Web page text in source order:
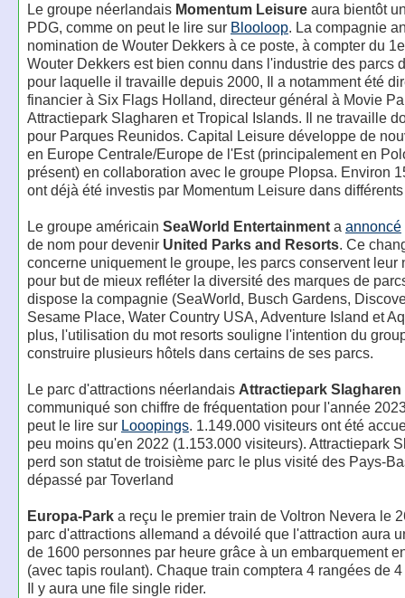
Le groupe néerlandais Momentum Leisureaura bientôt
PDG, comme on peut le lire sur Blooloop. La compagnie
nomination de Wouter Dekkers à ce poste, à compter du
Wouter Dekkers est bien connu dans l'industrie des parcs
pour laquelle il travaille depuis 2000, Il a notamment été
financier à Six Flags Holland, directeur général à Movie
Attractiepark Slagharen et Tropical Islands. Il ne travaille
pour Parques Reunidos. Capital Leisure développe de
en Europe Centrale/Europe de l'Est (principalement en
présent) en collaboration avec le groupe Plopsa. Environ
ont déjà été investis par Momentum Leisure dans
Le groupe américain SeaWorld Entertainmenta annoncé
de nom pour devenir United Parks and Resorts. Ce
concerne uniquement le groupe, les parcs conservent leur
pour but de mieux refléter la diversité des marques de
dispose la compagnie (SeaWorld, Busch Gardens,
Sesame Place, Water Country USA, Adventure Island et
plus, l'utilisation du mot resorts souligne l'intention du
construire plusieurs hôtels dans certains de ses parcs.
Le parc d'attractions néerlandais Attractiepark Slagharen
communiqué son chiffre de fréquentation pour l'année
peut le lire sur Looopings. 1.149.000 visiteurs ont été
peu moins qu'en 2022 (1.153.000 visiteurs). Attractiepark
perd son statut de troisième parc le plus visité des Pays-
dépassé par Toverland
Europa-Parka reçu le premier train de Voltron Nevera le
parc d'attractions allemand a dévoilé que l'attraction aura
de 1600 personnes par heure grâce à un embarquement
(avec tapis roulant). Chaque train comptera 4 rangées de
Il y aura une file single rider.